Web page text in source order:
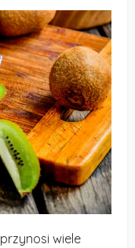
przynosi wiele